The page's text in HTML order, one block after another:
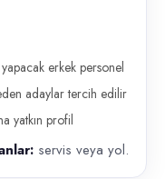
erkek personel
adaylar tercih edilir
yatkın profil
servis veya yol.